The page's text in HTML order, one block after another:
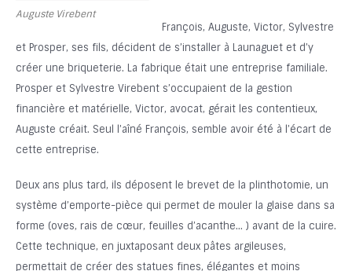
Auguste Virebent
François, Auguste, Victor, Sylvestre
et Prosper, ses fils, décident de s’installer à Launaguet et d’y
créer une briqueterie. La fabrique était une entreprise familiale.
Prosper et Sylvestre Virebent s’occupaient de la gestion
financière et matérielle, Victor, avocat, gérait les contentieux,
Auguste créait. Seul l’aîné François, semble avoir été à l’écart de
cette entreprise.
Deux ans plus tard, ils déposent le brevet de la plinthotomie, un
système d’emporte-pièce qui permet de mouler la glaise dans sa
forme (oves, rais de cœur, feuilles d’acanthe… ) avant de la cuire.
Cette technique, en juxtaposant deux pâtes argileuses,
permettait de créer des statues fines, élégantes et moins